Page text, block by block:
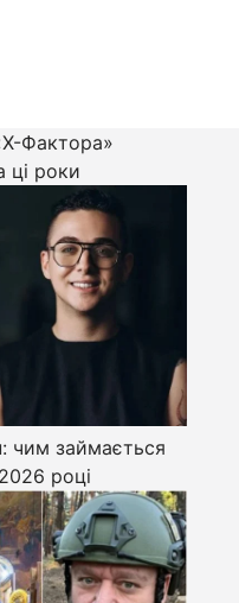
Фактора»
ці роки
чим займається
році